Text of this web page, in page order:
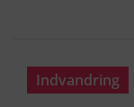
Indvandring